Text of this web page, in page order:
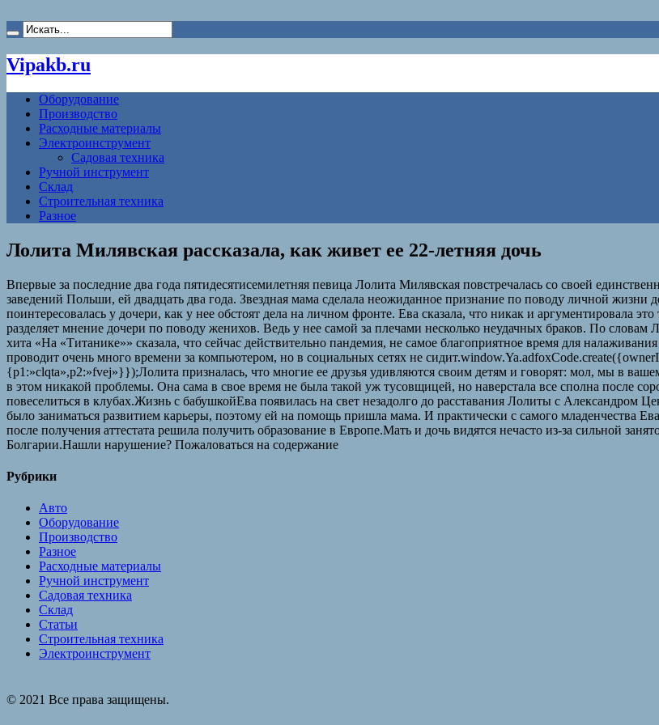
Vipakb.ru
Оборудование
Производство
Расходные материалы
Электроинструмент
Садовая техника
Ручной инструмент
Склад
Строительная техника
Разное
Лолита Милявская рассказала, как живет ее 22-летняя дочь
Впервые за последние два года пятидесятисемилетняя певица Лолита Милявская повстречалась со своей
заведений Польши, ей двадцать два года. Звездная мама сделала неожиданное признание по поводу личной жизни
поинтересовалась у дочери, как у нее обстоят дела на личном фронте. Ева сказала, что никак и аргументировала
разделяет мнение дочери по поводу женихов. Ведь у нее самой за плечами несколько неудачных браков. По
хита «На «Титанике»» сказала, что сейчас действительно пандемия, не самое благоприятное время для
проводит очень много времени за компьютером, но в социальных сетях не
{p1:»clqta»,p2:»fvej»}});Лолита призналась, что многие ее друзья удивляются своим детям и говорят: мол, мы в
в этом никакой проблемы. Она сама в свое время не была такой уж тусовщицей, но наверстала все сполна после
повеселиться в клубах.Жизнь с бабушкойЕва появилась на свет незадолго до расставания Лолиты с Александром
было заниматься развитием карьеры, поэтому ей на помощь пришла мама. И практически с самого младенчества
после получения аттестата решила получить образование в Европе.Мать и дочь видятся нечасто из-за сильной
Болгарии.Нашли нарушение? Пожаловаться на содержание
Рубрики
Авто
Оборудование
Производство
Разное
Расходные материалы
Ручной инструмент
Садовая техника
Склад
Статьи
Строительная техника
Электроинструмент
© 2021 Все права защищены.